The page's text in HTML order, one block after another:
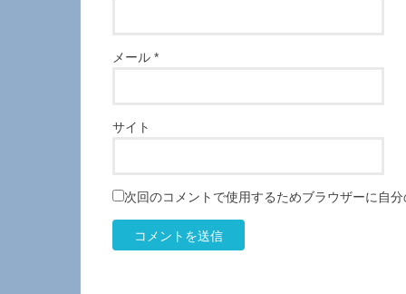
メール *
サイト
次回のコメントで使用するためブラウザーに自